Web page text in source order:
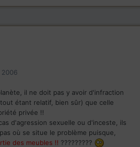
il ne doit pas y avoir d'infraction
étant relatif, bien sûr) que celle
privée !!
d'agression sexuelle ou d'inceste, ils
où se situe le problème puisque,
des meubles !! ?????????